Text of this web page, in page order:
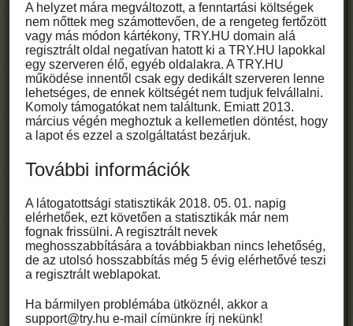
A helyzet mára megváltozott, a fenntartási költségek
nem nőttek meg számottevően, de a rengeteg fertőzött
vagy más módon kártékony, TRY.HU domain alá
regisztrált oldal negatívan hatott ki a TRY.HU lapokkal
egy szerveren élő, egyéb oldalakra. A TRY.HU
működése innentől csak egy dedikált szerveren lenne
lehetséges, de ennek költségét nem tudjuk felvállalni.
Komoly támogatókat nem találtunk. Emiatt 2013.
március végén meghoztuk a kellemetlen döntést, hogy
a lapot és ezzel a szolgáltatást bezárjuk.
További információk
A látogatottsági statisztikák 2018. 05. 01. napig
elérhetőek, ezt követően a statisztikák már nem
fognak frissülni. A regisztrált nevek
meghosszabbítására a továbbiakban nincs lehetőség,
de az utolsó hosszabbítás még 5 évig elérhetővé teszi
a regisztrált weblapokat.
Ha bármilyen problémába ütköznél, akkor a
support@try.hu e-mail címünkre írj nekünk!